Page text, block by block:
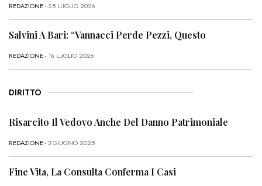
REDAZIONE- 25 LUGLIO 2026
Salvini A Bari: “Vannacci Perde Pezzi, Questo
REDAZIONE- 16 LUGLIO 2026
DIRITTO
Risarcito Il Vedovo Anche Del Danno Patrimoniale
REDAZIONE- 3 GIUGNO 2025
Fine Vita, La Consulta Conferma I Casi